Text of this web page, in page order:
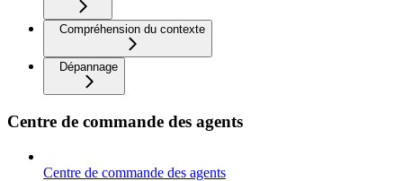
Compréhension du contexte
Dépannage
Centre de commande des agents
Centre de commande des agents